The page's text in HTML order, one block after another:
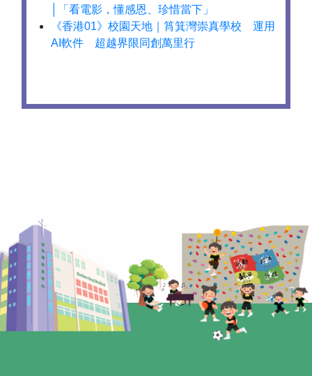
│「看電影，懂感恩、珍惜當下」
《香港01》校園天地｜筲箕灣崇真學校 運用
AI軟件 超越界限同創萬里行